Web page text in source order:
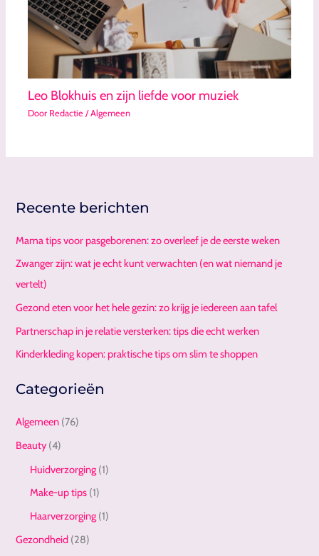
Leo Blokhuis en zijn liefde voor muziek
Door Redactie/Algemeen
Recente berichten
Mama tips voor pasgeborenen: zo overleef je de eerste weken
Zwanger zijn: wat je echt kunt verwachten (en wat niemand je
vertelt)
Gezond eten voor het hele gezin: zo krijg je iedereen aan tafel
Partnerschap in je relatie versterken: tips die echt werken
Kinderkleding kopen: praktische tips om slim te shoppen
Categorieën
Algemeen (76)
Beauty (4)
Huidverzorging (1)
Make-up tips (1)
Haarverzorging (1)
Gezondheid (28)